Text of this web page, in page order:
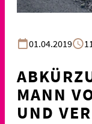
01.04.2019
MANN
UND